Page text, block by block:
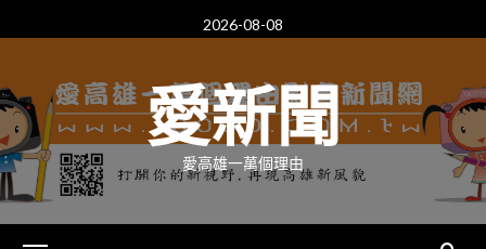
to
2026-08-08
愛新聞
愛高雄一萬個理由